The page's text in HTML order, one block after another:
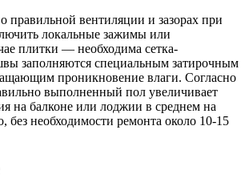
правильной вентиляции и зазорах при
локальные зажимы или
плитки — необходима сетка-
заполняются специальным затирочным
проникновение влаги. Согласно
выполненный пол увеличивает
на балконе или лоджии в среднем на
без необходимости ремонта около 10-15